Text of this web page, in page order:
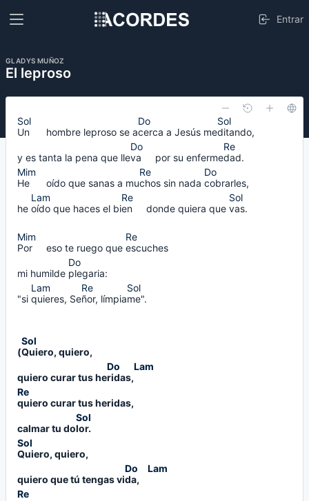
Entrar
GLADYS MUÑOZ
El leproso
Un hombre leproso se acerca a Jesús meditando,
y es tanta la pena que lleva por su enfermedad.
He oído que sanas a muchos sin nada cobrarles,
he oído que haces el bien donde quiera que vas.
Por eso te ruego que escuches
mi humilde plegaria:
"si quieres, Señor, límpiame".
(Quiero, quiero,
quiero curar tus heridas,
quiero curar tus heridas,
calmar tu dolor.
Quiero, quiero,
quiero que tú tengas vida,